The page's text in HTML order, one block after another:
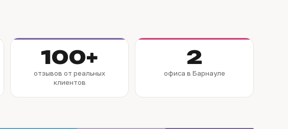
100+
отзывов от реальных
клиентов
2
офиса в Барнауле